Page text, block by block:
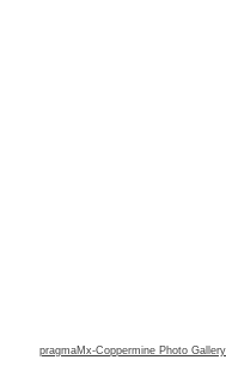
pragmaMx-Coppermine Photo Gallery